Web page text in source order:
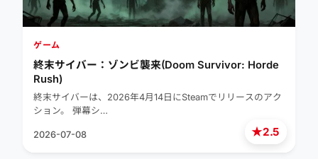
★2.5
ゲーム
終末サイバー：ゾンビ襲来(Doom Survivor: Horde
Rush)
終末サイバーは、2026年4月14日にSteamでリリースのアク
ション。 弾幕シ…
2026-07-08